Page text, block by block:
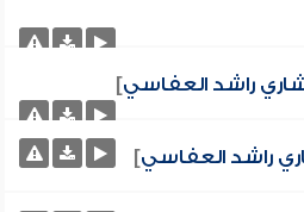
راشد العفاسي]
راشد العفاسي]